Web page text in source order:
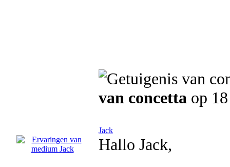
van concetta op
Jack
Hallo Jack,